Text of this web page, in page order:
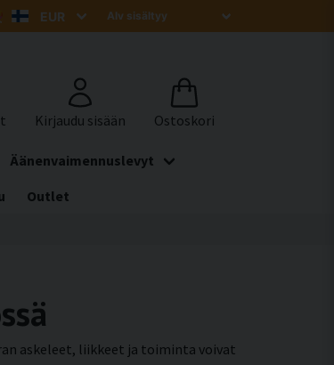
Äänenvaimennuslevyt
Outlet
askeleet, liikkeet ja toiminta voivat